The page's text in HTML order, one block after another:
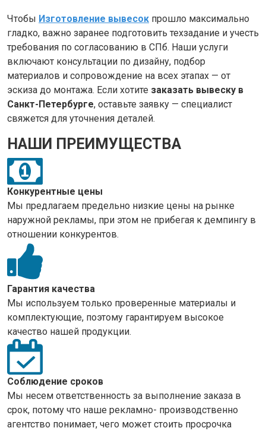
Чтобы Изготовление вывесок прошло максимально
гладко, важно заранее подготовить техзадание и учесть
требования по согласованию в СПб. Наши услуги
включают консультации по дизайну, подбор
материалов и сопровождение на всех этапах — от
эскиза до монтажа. Если хотите заказать вывеску в
Санкт-Петербурге, оставьте заявку — специалист
свяжется для уточнения деталей.
НАШИ ПРЕИМУЩЕСТВА
Конкурентные цены
Мы предлагаем предельно низкие цены на рынке
наружной рекламы, при этом не прибегая к демпингу в
отношении конкурентов.
Гарантия качества
Мы используем только проверенные материалы и
комплектующие, поэтому гарантируем высокое
качество нашей продукции.
Соблюдение сроков
Мы несем ответственность за выполнение заказа в
срок, потому что наше рекламно- производственно
агентство понимает, чего может стоить просрочка